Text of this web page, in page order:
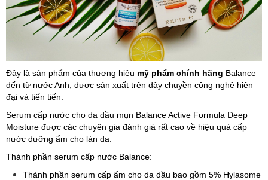
Đây là sản phẩm của thương hiệu mỹ phẩm chính hãng Balance
đến từ nước Anh, được sản xuất trên dây chuyền công nghệ hiện
đại và tiến tiến.
Serum cấp nước cho da dầu mụn Balance Active Formula Deep
Moisture được các chuyên gia đánh giá rất cao về hiệu quả cấp
nước dưỡng ẩm cho làn da.
Thành phần serum cấp nước Balance:
Thành phần serum cấp ẩm cho da dầu bao gồm 5% Hylasome